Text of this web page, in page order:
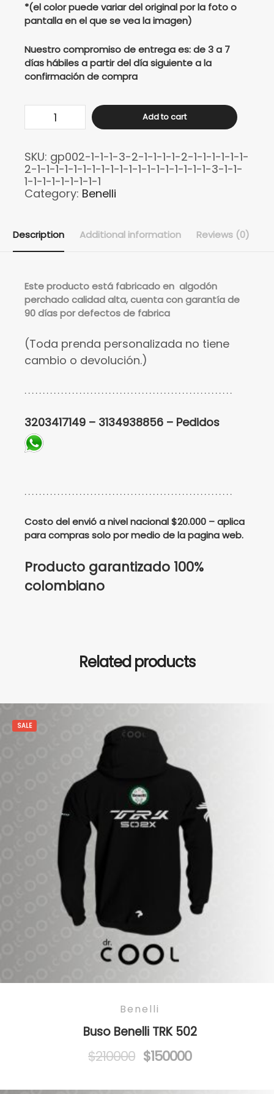
*(el color puede variar del original por la foto o
pantalla en el que se vea la imagen)
Nuestro compromiso de entrega es: de 3 a 7
días hábiles a partir del día siguiente a la
confirmación de compra
Benelli
300
Moto
ITALY
Add to cart
SKU: gp002-1-1-1-3-2-1-1-1-1-2-1-1-1-1-1-1-
2-1-1-1-1-1-1-1-1-1-1-1-1-1-1-1-1-1-1-1-3-1-1-
1-1-1-1-1-1-1-1-1
Category: Benelli
Description Additional information Reviews (0)
Esteproducto está fabricado en algodón
perchado calidad alta, cuenta con garantía de
90 días por defectos de fabrica
(Toda prenda personalizada no tiene
cambio o devolución.)
. . . . . . . . . . . . . . . . . . . . . . . . . . . . . . . . . . . . . . . . . . . . . . . . . . . . . . . . .
3203417149 – 3134938856 – Pedidos
. . . . . . . . . . . . . . . . . . . . . . . . . . . . . . . . . . . . . . . . . . . . . . . . . . . . . . . . .
Costo del envió a nivel nacional $20.000 – aplica
para compras solo por medio de la pagina web.
Producto garantizado 100%
colombiano
Related products
SALE
Benelli
Buso Benelli TRK 502
$210000 Original
$150000Current